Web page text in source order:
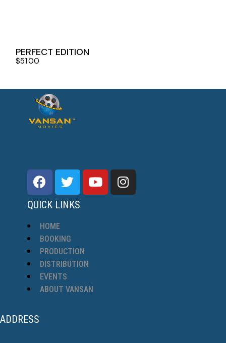
PERFECT EDITION
$51.00
QUICK LINKS
HOME
BOOKING
PRODUCTION
DISTRIBUTION
EVENTS
ABOUT VANSAN
ADDRESS